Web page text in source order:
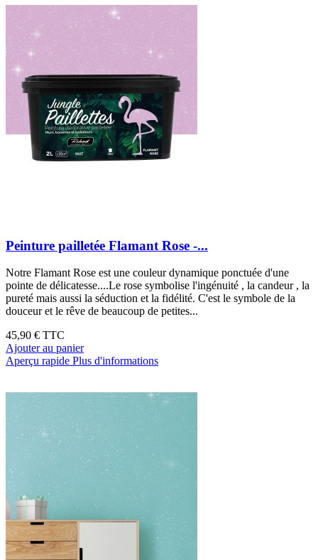
Peinture pailletée Flamant Rose -...
Notre Flamant Rose est une couleur dynamique ponctuée d'une
pointe de délicatesse....Le rose symbolise l'ingénuité , la candeur , la
pureté mais aussi la séduction et la fidélité. C'est le symbole de la
douceur et le rêve de beaucoup de petites...
45,90 € TTC
Ajouter au panier
Aperçu rapide Plus d'informations